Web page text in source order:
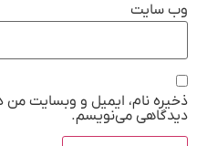
وب‌ سایت
ذخیره نام، ایمیل و وبسایت من
دیدگاهی می‌نویسم.